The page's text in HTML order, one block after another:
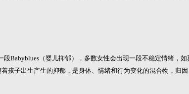
Babyblues（婴儿抑郁），多数女性会出现一段不稳定情绪，
孩子出生产生的抑郁，是身体、情绪和行为变化的混合物，归